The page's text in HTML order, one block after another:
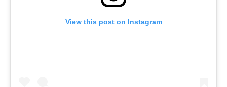
View this post on Instagram